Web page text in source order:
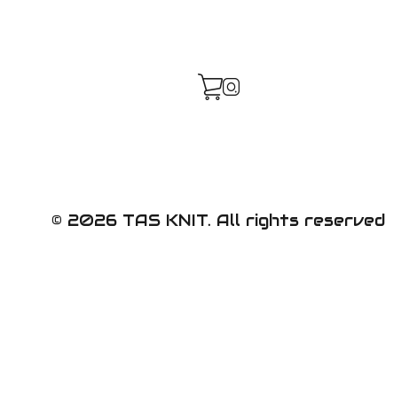
© 2026 TAS KNIT. All rights reserved